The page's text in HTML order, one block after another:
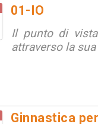
01-IO
Il punto di vista
attraverso la
Ginnastica